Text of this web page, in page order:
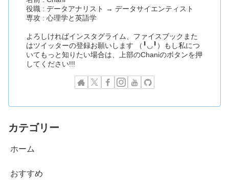
役職 : データアナリスト → データサイエンティスト
専攻 : 心理学と英語学
よろしければインスタグライム、ファイスブックまた
はツイッターの登録お願いします （╹◡╹）もし私につ
いてもっと知りたい場合は、上部のChaniのボタンを押
してください!!!
カテゴリー
ホーム
おすすめ